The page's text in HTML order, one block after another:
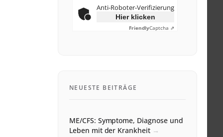
Anti-Roboter-Verifizierung
Hier klicken
FriendlyCaptcha ⇗
NEUESTE BEITRÄGE
ME/CFS: Symptome, Diagnose und
Leben mit der Krankheit